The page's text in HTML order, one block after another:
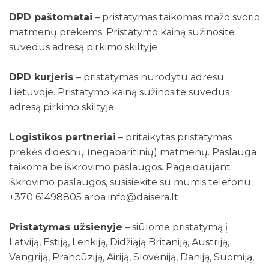
DPD paštomatai – pristatymas taikomas mažo svorio
matmenų prekėms. Pristatymo kainą sužinosite
suvedus adresą pirkimo skiltyje
DPD kurjeris – pristatymas nurodytu adresu
Lietuvoje. Pristatymo kainą sužinosite suvedus
adresą pirkimo skiltyje
Logistikos partneriai – pritaikytas pristatymas
prekės didesnių (negabaritinių) matmenų. Paslauga
taikoma be iškrovimo paslaugos. Pageidaujant
iškrovimo paslaugos, susisiekite su mumis telefonu
+370 61498805 arba info@daisera.lt
Pristatymas užsienyje – siūlome pristatymą į
Latviją, Estiją, Lenkiją, Didžiąją Britaniją, Austriją,
Vengriją, Prancūziją, Airiją, Slovėniją, Daniją, Suomiją,